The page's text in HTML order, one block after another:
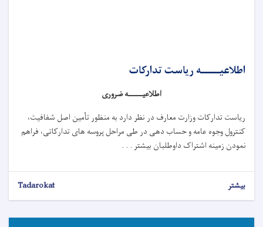
اطلاعیــــــه ریاست تدارکات
اطلاعیــــــه ضروری
ریاست تدارکات وزارت معارف در نظر دارد به منظور تأمین اصل شفافیت،
کنترول وجوه عامه و حساب دهی در طی مراحل پروسه های تدارکاتی، فراهم
نمودن زمینه اشتراک داوطلبان بیشتر . . .
بیشتر Tadarokat